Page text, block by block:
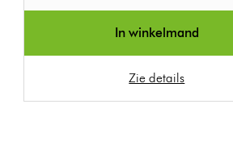
In winkelmand
Zie details